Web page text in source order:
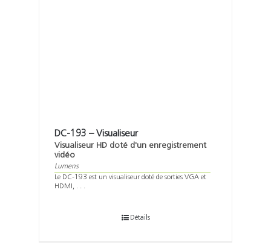
DC-193 – Visualiseur
Visualiseur HD doté d'un enregistrement
vidéo
Lumens
Le DC-193 est un visualiseur doté de sorties VGA et
HDMI, . . .
Détails